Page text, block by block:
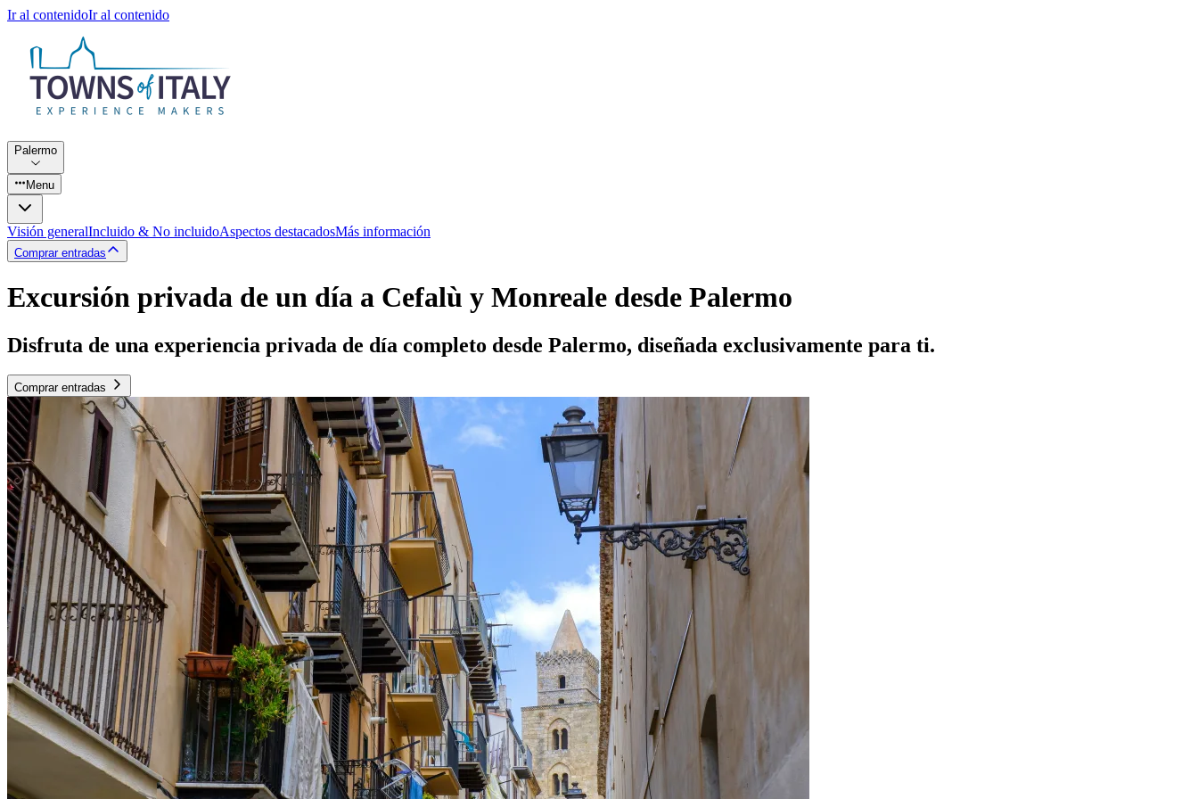
Ir al contenidoIr al contenido
Palermo
Menu
Visión generalIncluido & No incluidoAspectos destacadosMás información
Comprar entradas
Excursión privada de un día a Cefalù y Monreale desde Palermo
Disfruta de una experiencia privada de día completo desde Palermo, diseñada exclusivamente para ti.
Comprar entradas